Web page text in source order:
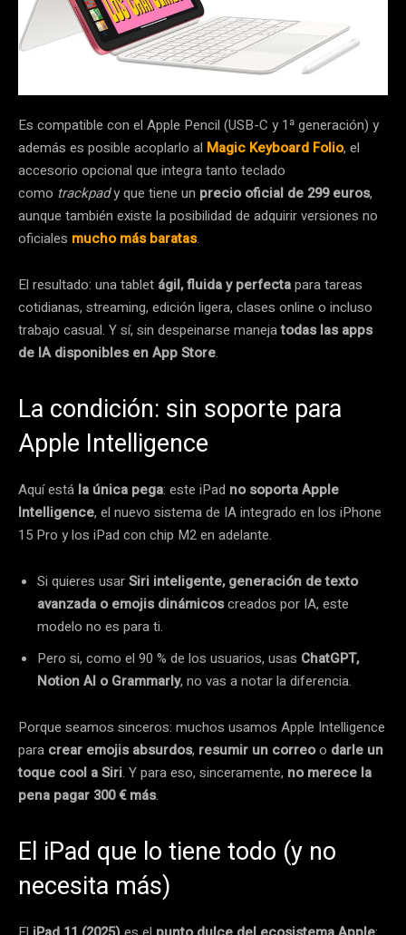
Es compatible con el Apple Pencil (USB-C y 1ª generación) y
además es posible acoplarlo al Magic Keyboard Folio, el
accesorio opcional que integra tanto teclado
como trackpady que tiene un precio oficial de 299 euros,
aunque también existe la posibilidad de adquirir versiones no
oficiales mucho más baratas.
El resultado: una tablet ágil, fluida y perfectapara tareas
cotidianas, streaming, edición ligera, clases online o incluso
trabajo casual. Y sí, sin despeinarse manejatodas las apps
de IA disponibles en App Store.
La condición: sin soporte para
Apple Intelligence
Aquí está la única pega: este iPad no soporta Apple
Intelligence, el nuevo sistema de IA integrado en los iPhone
15 Pro y los iPad con chip M2 en adelante.
Si quieres usarSiri inteligente, generación de texto
avanzada o emojis dinámicoscreados por IA, este
modelo no es para ti.
Pero si, como el 90 % de los usuarios, usas ChatGPT,
Notion AI o Grammarly, no vas a notar la diferencia.
Porque seamos sinceros: muchos usamos Apple Intelligence
para crear emojis absurdos, resumir un correoo darle un
toque cool a Siri. Y para eso, sinceramente, no merece la
pena pagar 300 € más.
El iPad que lo tiene todo (y no
necesita más)